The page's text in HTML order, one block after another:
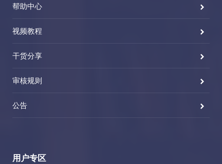
帮助中心
视频教程
干货分享
审核规则
公告
用户专区